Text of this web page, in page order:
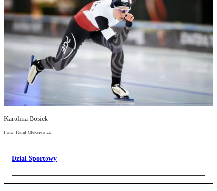
Karolina Bosiek
Foto: Rafał Oleksiewicz
Dział Sportowy